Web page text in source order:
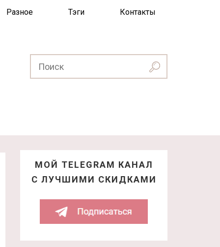
Разное Тэги Контакты
МОЙ TELEGRAM КАНАЛ
С ЛУЧШИМИ СКИДКАМИ